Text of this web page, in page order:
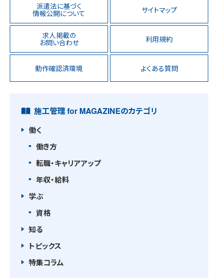
派遣法に基づく
情報公開について サイトマップ
求人掲載の
お問い合わせ 利用規約
動作確認済環境 よくある質問
施工管理 for MAGAZINEのカテゴリ
働く
働き方
転職・キャリアアップ
年収・給料
学ぶ
資格
知る
トピックス
特集コラム